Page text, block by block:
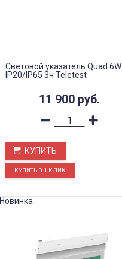
Световой указатель Quad 6W
IP20/IP65 3ч Teletest
11 900 руб.
КУПИТЬ
Новинка